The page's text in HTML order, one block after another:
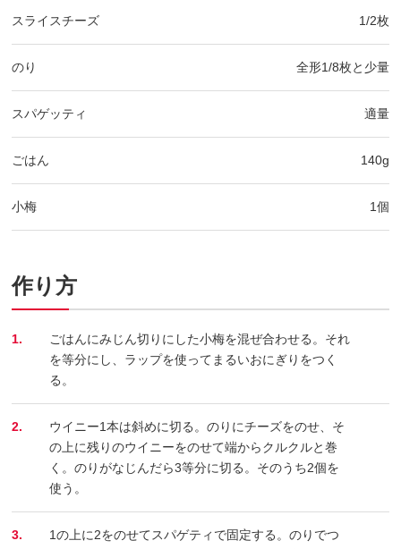
スライスチーズ 1/2枚
のり 全形1/8枚と少量
スパゲッティ 適量
ごはん 140g
小梅 1個
作り方
1.
ごはんにみじん切りにした小梅を混ぜ合わせる。それ
を等分にし、ラップを使ってまるいおにぎりをつく
る。
2.
ウイニー1本は斜めに切る。のりにチーズをのせ、そ
の上に残りのウイニーをのせて端からクルクルと巻
く。のりがなじんだら3等分に切る。そのうち2個を
使う。
3.
1の上に2をのせてスパゲティで固定する。のりでつ